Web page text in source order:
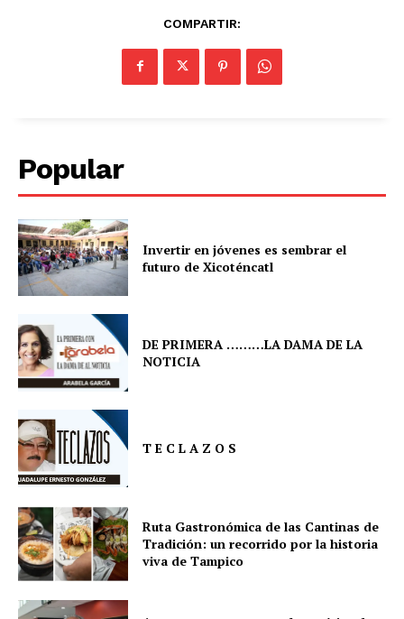
COMPARTIR:
Popular
Invertir en jóvenes es sembrar el
futuro de Xicoténcatl
DE PRIMERA ………LA DAMA DE LA
NOTICIA
T E C L A Z O S
Ruta Gastronómica de las Cantinas de
Tradición: un recorrido por la historia
viva de Tampico